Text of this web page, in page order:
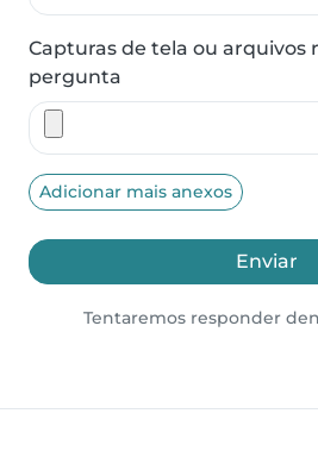
Capturas de tela ou arquivos
pergunta
Adicionar mais anexos
Enviar
Tentaremos responder